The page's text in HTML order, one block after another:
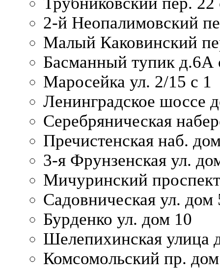
2-й Неопалимовский
Малый Каковинский
Басманный тупик д.6А
Маросейка ул. 2/15 с 1
Ленинградское шоссе
Серебряническая
Пречистенская наб.
3-я Фрунзенская ул.
Мичуринский
Садовническая ул. дом
Бурденко ул. дом 10
Шелепихинская улица
Комсомольский пр.